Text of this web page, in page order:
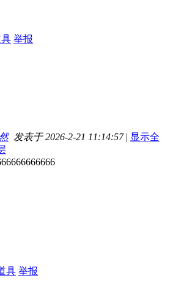
举报
发表于 2026-2-21 11:14:57 | 显示全
具 举报